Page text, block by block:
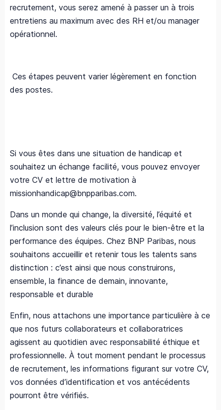
recrutement, vous serez amené à passer un à trois
entretiens au maximum avec des RH et/ou manager
opérationnel.
Ces étapes peuvent varier légèrement en fonction
des postes.
Si vous êtes dans une situation de handicap et
souhaitez un échange facilité, vous pouvez envoyer
votre CV et lettre de motivation à
missionhandicap@bnpparibas.com.
Dans un monde qui change, la diversité, l’équité et
l’inclusion sont des valeurs clés pour le bien-être et la
performance des équipes. Chez BNP Paribas, nous
souhaitons accueillir et retenir tous les talents sans
distinction : c’est ainsi que nous construirons,
ensemble, la finance de demain, innovante,
responsable et durable
Enfin, nous attachons une importance particulière à ce
que nos futurs collaborateurs et collaboratrices
agissent au quotidien avec responsabilité éthique et
professionnelle. À tout moment pendant le processus
de recrutement, les informations figurant sur votre CV,
vos données d’identification et vos antécédents
pourront être vérifiés.